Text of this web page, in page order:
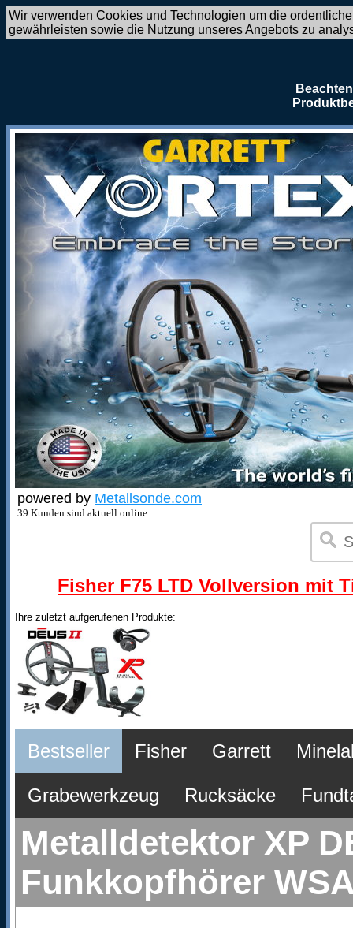
Wir verwenden Cookies und Technologien um die
gewährleisten sowie die Nutzung unseres Angebots zu
powered by Metallsonde.com
39 Kunden sind aktuell online
Fisher F75 LTD Vollversion mit
Ihre zuletzt aufgerufenen Produkte:
Bestseller Fisher Garrett
Grabewerkzeug Rucksäcke
Metalldetektor XP
Funkkopfhörer